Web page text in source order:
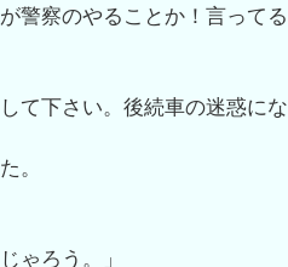
警察のやることか！言ってる
て下さい。後続車の迷惑にな
。
ゃろう。」